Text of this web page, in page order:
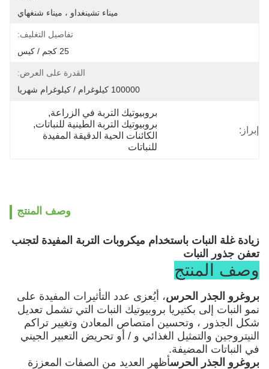
ميناء تشينغداو ، ميناء شنغهاي
تفاصيل التغليف:
25 كجم / كيس
القدرة على العرض:
100000 كيلوغرام / كيلوغرام شهريا
إبراز:
بروبيوتيك التربة في الزراعة,
بروبيوتيك التربة الطينية للنباتات,
للنباتات
وصف المنتج
زيادة غلة النبات باستخدام ميكروبات التربة المفيدة لتجنب
تعفن جذور النبات
وصف المنتج
بروغرو الجذر الحرس، أ يُعزى عدد التأثيرات المفيدة على
نمو النبات إلى بكتيريا بروبيوتيك النبات التي تشمل تعديل
شكل الجذور ، وتحسين امتصاص المعادن وتغيير تراكم
النيتروجين والتمثيل الغذائي و / أو تحريض التعبير الجيني
في النباتات المضيفة.
بروغرو الجذر الحرسأظهر العديد من الصفات المعززة